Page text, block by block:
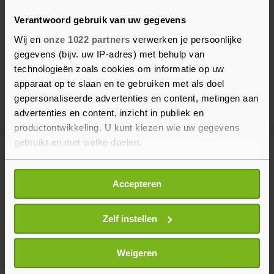
Verantwoord gebruik van uw gegevens
Wij en onze 1022 partners verwerken je persoonlijke
gegevens (bijv. uw IP-adres) met behulp van
technologieën zoals cookies om informatie op uw
apparaat op te slaan en te gebruiken met als doel
gepersonaliseerde advertenties en content, metingen aan
advertenties en content, inzicht in publiek en
productontwikkeling. U kunt kiezen wie uw gegevens
gebruikt en met welke doelen.
Als u het toestaat, willen we ook graag:
Informatie verzamelen over uw geografische
locatie, die tot een paar meter nauwkeurig kan zijn
Uw apparaat identificeren door het actief te
scannen op specifieke eigenschappen (fingerprinting)
Lees meer over hoe uw persoonlijke gegevens worden
verwerkt en stel uw voorkeuren in het
Accepteren
Zelf instellen
Weigeren
Meer uit Binnenland
Opnieuw natuurbrand in Wijchen